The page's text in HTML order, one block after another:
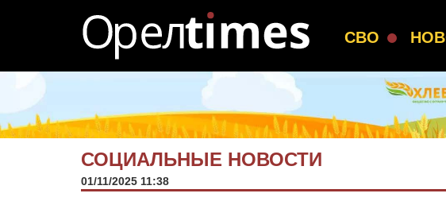
СВО
СОЦИАЛЬНЫЕ НОВОСТИ
01/11/2025 11:38